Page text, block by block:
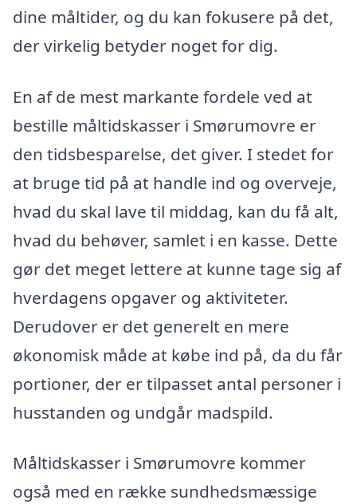
dine måltider, og du kan fokusere på det,
der virkelig betyder noget for dig.
En af de mest markante fordele ved at
bestille måltidskasser i Smørumovre er
den tidsbesparelse, det giver. I stedet for
at bruge tid på at handle ind og overveje,
hvad du skal lave til middag, kan du få alt,
hvad du behøver, samlet i en kasse. Dette
gør det meget lettere at kunne tage sig af
hverdagens opgaver og aktiviteter.
Derudover er det generelt en mere
økonomisk måde at købe ind på, da du får
portioner, der er tilpasset antal personer i
husstanden og undgår madspild.
Måltidskasser i Smørumovre kommer
også med en række sundhedsmæssige